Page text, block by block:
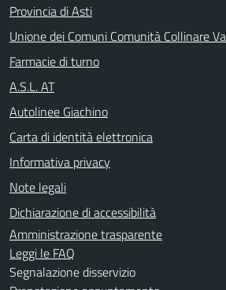
Provincia di Asti
Unione dei Comuni Comunità Collinare
Farmacie di turno
A.S.L. AT
Autolinee Giachino
Carta di identità elettronica
Informativa privacy
Note legali
Dichiarazione di accessibilità
Amministrazione trasparente
Leggi le FAQ
Segnalazione disservizio